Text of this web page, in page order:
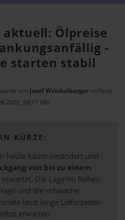
Ölpreise
-
starten stabil
von Josef Weichslbergerverfasst.
08:17 Uhr
KÜRZE:
heute kaum verändert und
von bis zu einem
erwartet. Die Lage im Nahen
und die schwache
lässt lange Lieferzeiten
erwarten.